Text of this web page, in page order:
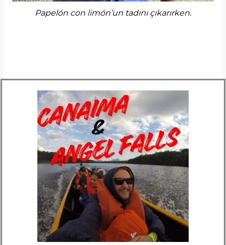
Papelón con limón’un tadını çıkarırken.